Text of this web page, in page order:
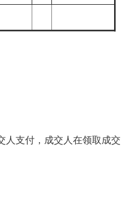
人支付，成交人在领取成交